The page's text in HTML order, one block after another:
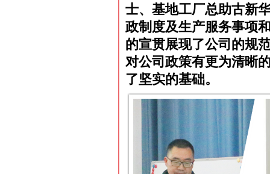
士、基地工厂总助古新
政制度及生产服务事项
的宣贯展现了公司的规
对公司政策有更为清晰
了坚实的基础。